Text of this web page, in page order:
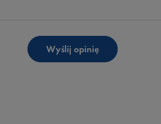
Wyślij opinię